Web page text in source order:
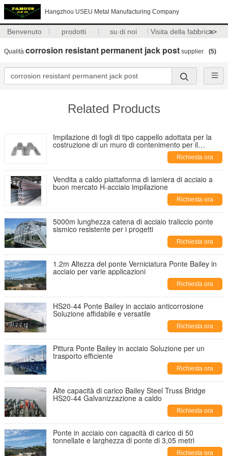
Hangzhou USEU Metal Manufacturing Company
Benvenuto prodotti su di noi Visita della fabbrica>>
Qualità corrosion resistant permanent jack post supplier. (5)
Related Products
Impilazione di fogli di tipo cappello adottata per la
costruzione di un muro di contenimento per il
sistema di transito rapido di massa (MRT)Richiesta ora
Vendita a caldo piattaforma di lamiera di acciaio a
buon mercato H-acciaio impilazione
Richiesta ora
5000m lunghezza catena di acciaio traliccio ponte
sismico resistente per i progetti
Richiesta ora
1.2m Altezza del ponte Verniciatura Ponte Bailey in
acciaio per varie applicazioni
Richiesta ora
HS20-44 Ponte Bailey in acciaio anticorrosione
Soluzione affidabile e versatile
Richiesta ora
Pittura Ponte Bailey in acciaio Soluzione per un
trasporto efficiente
Richiesta ora
Alte capacità di carico Bailey Steel Truss Bridge
HS20-44 Galvanizzazione a caldo
Richiesta ora
Ponte in acciaio con capacità di carico di 50
tonnellate e larghezza di ponte di 3,05 metri
Richiesta ora